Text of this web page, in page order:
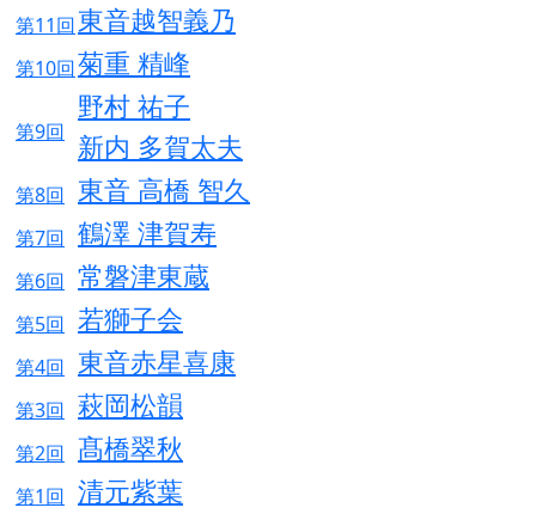
第11回東音越智義乃
第10回菊重 精峰
第9回
野村 祐子
新内 多賀太夫
第8回 東音 高橋 智久
第7回 鶴澤 津賀寿
第6回 常磐津東蔵
第5回 若獅子会
第4回 東音赤星喜康
第3回 萩岡松韻
第2回 髙橋翠秋
第1回 清元紫葉